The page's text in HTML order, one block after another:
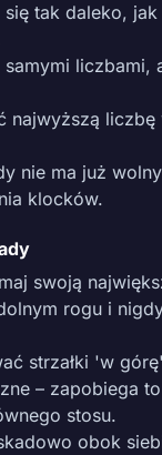
się tak daleko,
liczbami,
najwyższą
nie ma już
klocków.
swoją
rogu i
strzałki 'w
– zapobiega to
stosu.
obok